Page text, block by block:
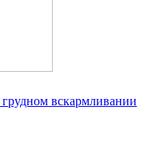
вскармливании